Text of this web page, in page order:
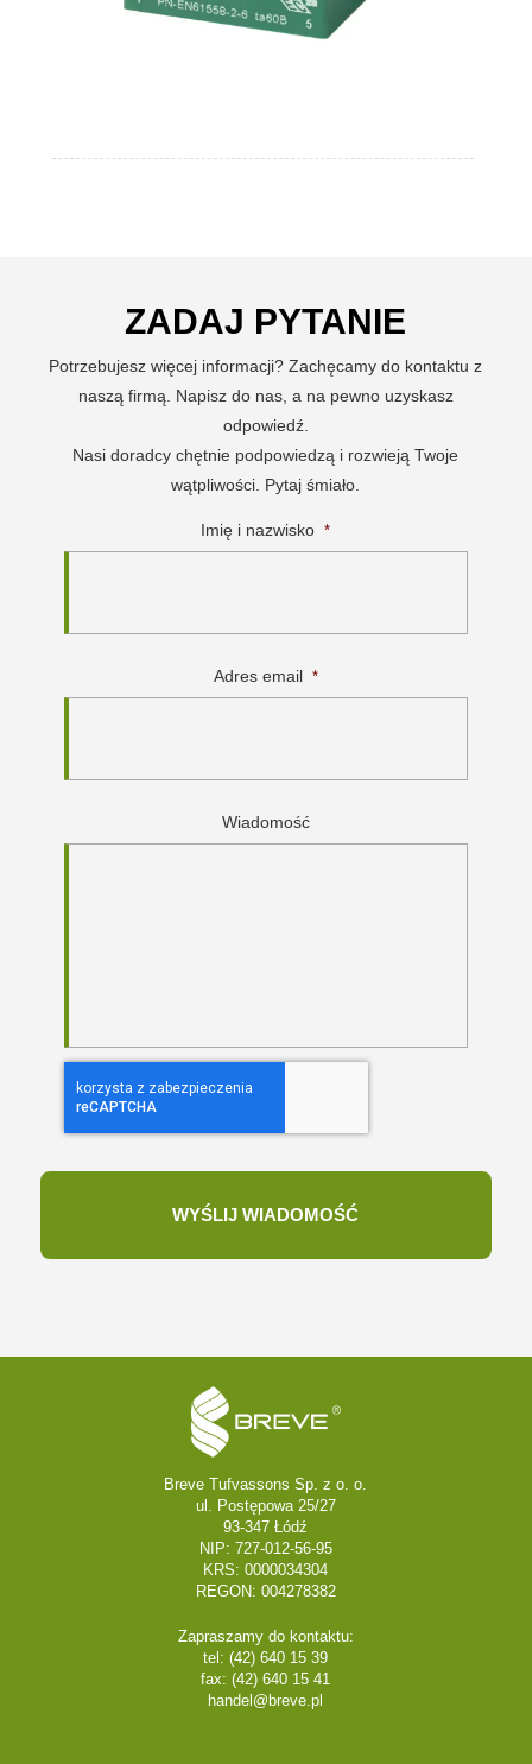
ZADAJ PYTANIE
Potrzebujesz więcej informacji? Zachęcamy do kontaktu z
naszą firmą. Napisz do nas, a na pewno uzyskasz
odpowiedź.
Nasi doradcy chętnie podpowiedzą i rozwieją Twoje
wątpliwości. Pytaj śmiało.
Imię i nazwisko *
Adres email *
Wiadomość
Breve Tufvassons Sp. z o. o.
ul. Postępowa 25/27
93-347 Łódź
NIP: 727-012-56-95
KRS: 0000034304
REGON: 004278382
Zapraszamy do kontaktu:
tel: (42) 640 15 39
fax: (42) 640 15 41
handel@breve.pl